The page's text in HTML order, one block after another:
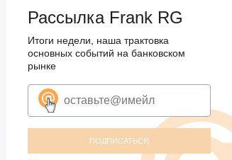
Рассылка Frank RG
Итоги недели, наша трактовка
основных событий на банковском
рынке
ПОДПИСАТЬСЯ